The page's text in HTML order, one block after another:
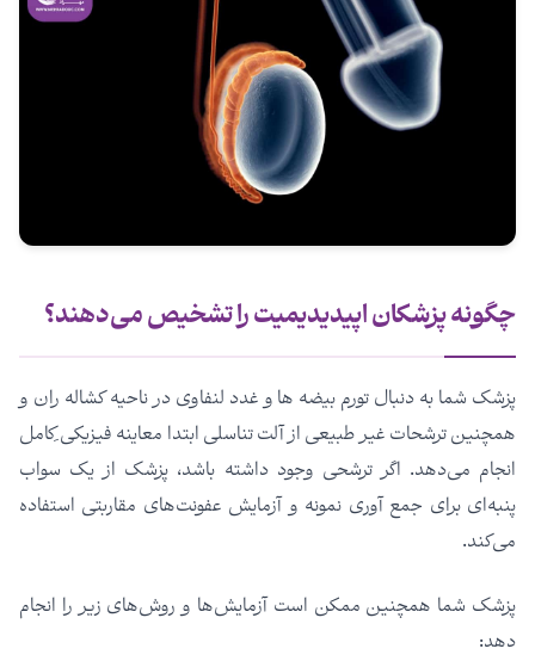
چگونه پزشکان اپیدیدیمیت را تشخیص می‌دهند؟
پزشک شما به دنبال تورم بیضه ها و غدد لنفاوی در ناحیه کشاله ران و
همچنین ترشحات غیر طبیعی از آلت تناسلی ابتدا معاینه فیزیکی ِکامل
انجام می‌دهد. اگر ترشحی وجود داشته باشد، پزشک از یک سواب
پنبه‌ای برای جمع آوری نمونه و آزمایش عفونت‌های مقاربتی استفاده
می‌کند.
پزشک شما همچنین ممکن است آزمایش‌ها و روش‌های زیر را انجام
دهد: